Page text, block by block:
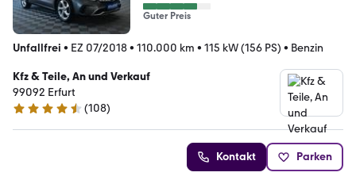
Guter Preis
Unfallfrei • EZ 07/2018• 110.000 km • 115 kW (156 PS) • Benzin
Kfz & Teile, An und Verkauf
99092 Erfurt
4.3 Sterne
(108)
Kontakt Parken